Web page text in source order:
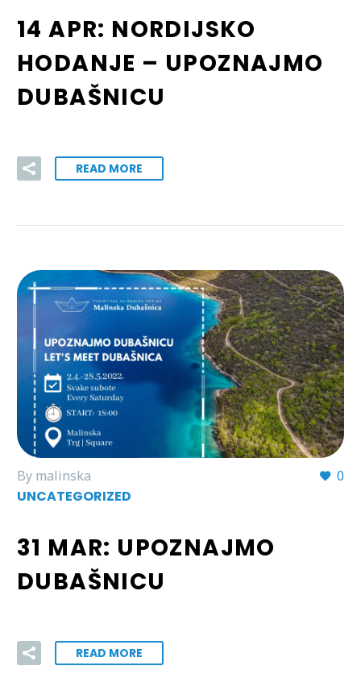
14 APR: NORDIJSKO
HODANJE – UPOZNAJMO
DUBAŠNICU
READ MORE
0
By malinska
UNCATEGORIZED
31 MAR: UPOZNAJMO
DUBAŠNICU
READ MORE